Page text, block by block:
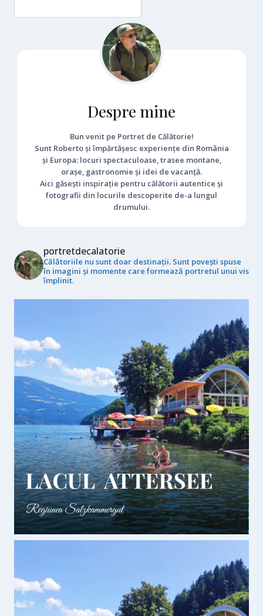
Despre mine
Bun venit pe Portret de Călătorie!
Sunt Roberto și împărtășesc experiențe din România
și Europa: locuri spectaculoase, trasee montane,
orașe, gastronomie și idei de vacanță.
Aici găsești inspirație pentru călătorii autentice și
fotografii din locurile descoperite de-a lungul
drumului.
portretdecalatorie
Călătoriile nu sunt doar destinații. Sunt povești spuse
în imagini și momente care formează portretul unui vis
împlinit.